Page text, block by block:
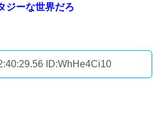
ジーな世界だろ
ID:WhHe4Ci10